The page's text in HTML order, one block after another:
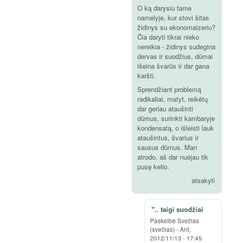
O ką darysiu tame
namelyje, kur stovi šitas
židinys su ekonomaizeriu?
Čia daryti tikrai nieko
nereikia - židinys sudegina
dervas ir suodžius, dūmai
išeina švarūs ir dar gana
karšti.
Sprendžiant problemą
radikaliai, matyt, reikėtų
dar geriau ataušinti
dūmus, surinkti kambaryje
kondensatą, o išleisti lauk
ataušintus, švarius ir
sausus dūmus. Man
atrodo, aš dar nuėjau tik
pusę kelio.
atsakyti
".. taigi suodžiai
Paskelbė Svečias
(svečias) -Ant,
2012/11/13 - 17:45